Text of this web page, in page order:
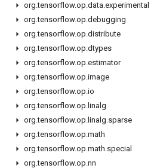
org.tensorflow.op.data.experimental
org.tensorflow.op.debugging
org.tensorflow.op.distribute
org.tensorflow.op.dtypes
org.tensorflow.op.estimator
org.tensorflow.op.image
org.tensorflow.op.io
org.tensorflow.op. linalg
org.tensorflow.op. linalg.sparse
org.tensorflow.op.math
org.tensorflow.op.math.special
org.tensorflow.op.nn